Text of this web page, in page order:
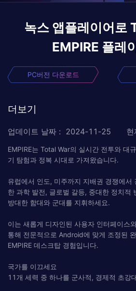
녹스 앱플레이어로
EMPIRE 플레
PC버전 다운로드
더보기
업데이트 날짜 : 2024-11-25 현
EMPIRE는 Total War의 실시간 전투와 대
기 탐험과 정복 시대로 가져왔습니다.
유럽에서 인도, 미주까지 지배권 경쟁에서
한 과학 발전, 글로벌 갈등, 중대한 정치적
방대한 함대와 군대를 지휘하세요.
이는 새롭게 디자인된 사용자 인터페이스
통해 전문적으로 Android에 맞게 조정된
EMPIRE 데스크탑 경험입니다.
국가를 이끄세요
11개 세력 중 하나를 군사적, 경제적 초강